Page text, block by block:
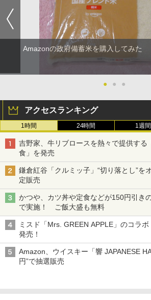
Amazonの政府備蓄米を購入してみた
● ● ●
アクセスランキング
1時間 24時間 1週間
吉野家、牛リブロースを熱々で提供する
食」を発売
鎌倉紅谷「クルミッ子」“切り落とし”を
定販売
かつや、カツ丼や定食などが150円引き
で実施！ ご飯大盛も無料
ミスド「Mrs. GREEN APPLE」のコラ
発売！
Amazon、ウイスキー「響 JAPANESE
円”で抽選販売